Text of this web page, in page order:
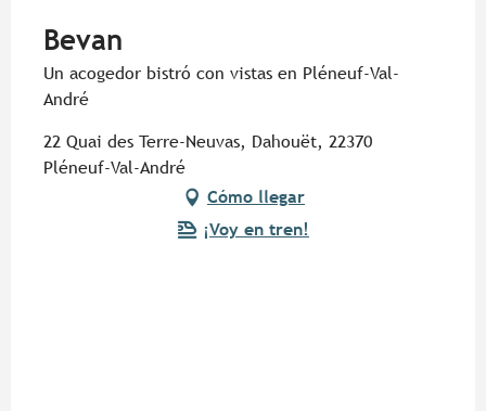
Bevan
Un acogedor bistró con vistas en Pléneuf-Val-
André
22 Quai des Terre-Neuvas, Dahouët, 22370
Pléneuf-Val-André
Cómo llegar
¡Voy en tren!